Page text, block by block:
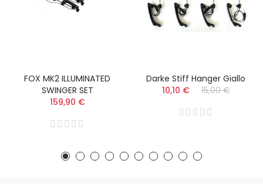
FOX MK2 ILLUMINATED
SWINGER SET
159,90 €
Darke Stiff Hanger Giallo
10,10 €
15,00 €